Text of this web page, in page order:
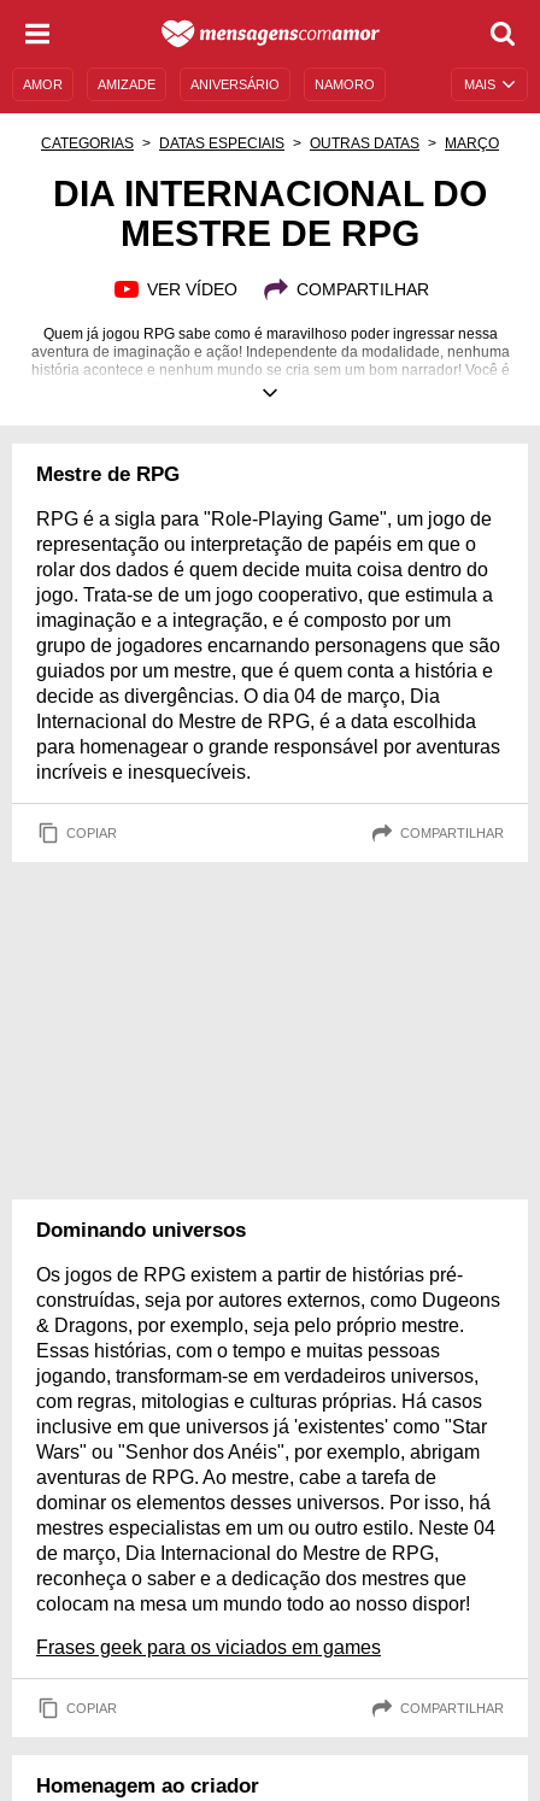
MAIS
AMOR AMIZADE ANIVERSÁRIO NAMORO
MENSAGENS E FRASES MENSAGENS DE ANIVERSÁRIO
CATEGORIAS DATAS ESPECIAIS OUTRAS DATAS MARÇO
DIA INTERNACIONAL DO
MESTRE DE RPG
VER VÍDEO COMPARTILHAR
Quem já jogou RPG sabe como é maravilhoso poder ingressar nessa
aventura de imaginação e ação! Independente da modalidade, nenhuma
história acontece e nenhum mundo se cria sem um bom narrador! Você é
um mestre de RPG ou tem a sorte de ter um bom narrador para suas
comemore! Esse dia é uma forma de homenagear e incentivar a
Mestre de RPG
RPG é a sigla para "Role-Playing Game", um jogo de
representação ou interpretação de papéis em que o
rolar dos dados é quem decide muita coisa dentro do
jogo. Trata-se de um jogo cooperativo, que estimula a
imaginação e a integração, e é composto por um
grupo de jogadores encarnando personagens que são
guiados por um mestre, que é quem conta a história e
decide as divergências. O dia 04 de março, Dia
Internacional do Mestre de RPG, é a data escolhida
para homenagear o grande responsável por aventuras
incríveis e inesquecíveis.
COPIAR COMPARTILHAR
Dominando universos
Os jogos de RPG existem a partir de histórias pré-
construídas, seja por autores externos, como Dugeons
& Dragons, por exemplo, seja pelo próprio mestre.
Essas histórias, com o tempo e muitas pessoas
jogando, transformam-se em verdadeiros universos,
com regras, mitologias e culturas próprias. Há casos
inclusive em que universos já 'existentes' como "Star
Wars" ou "Senhor dos Anéis", por exemplo, abrigam
aventuras de RPG. Ao mestre, cabe a tarefa de
dominar os elementos desses universos. Por isso, há
mestres especialistas em um ou outro estilo. Neste 04
de março, Dia Internacional do Mestre de RPG,
reconheça o saber e a dedicação dos mestres que
colocam na mesa um mundo todo ao nosso dispor!
Frases geek para os viciados em games
COPIAR COMPARTILHAR
Homenagem ao criador